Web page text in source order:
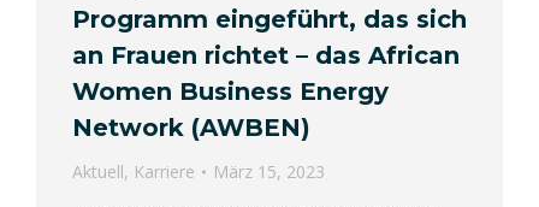
Programm eingeführt, das sich
an Frauen richtet – das African
Women Business Energy
Network (AWBEN)
Aktuell, Karriere
März 15, 2023